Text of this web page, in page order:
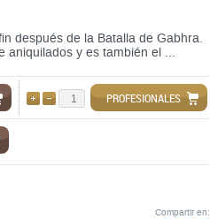
después de la Batalla de Gabhra.
aniquilados y es también el ...
AÑADIRQUITAR
PROFESIONALES
Compartir en: